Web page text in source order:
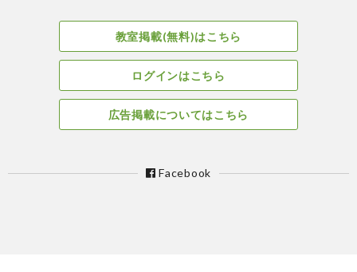
教室掲載(無料)はこちら
ログインはこちら
広告掲載についてはこちら
Facebook